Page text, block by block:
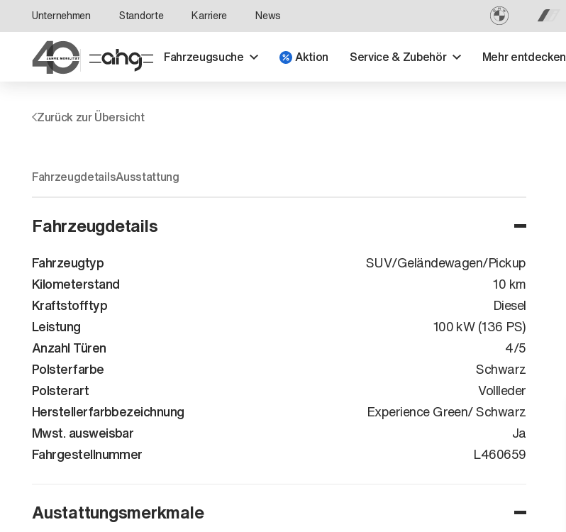
Unternehmen Standorte Karriere News
Fahrzeugsuche Aktion Service & Zubehör Mehr entdecken
Zurück zur Übersicht
FahrzeugdetailsAusstattung
Fahrzeugdetails
Fahrzeugtyp
SUV/Geländewagen/Pickup
Kilometerstand
10 km
Kraftstofftyp
Diesel
Leistung
100 kW (136 PS)
Anzahl Türen
4/5
Polsterfarbe
Schwarz
Polsterart
Vollleder
Herstellerfarbbezeichnung
Experience Green/ Schwarz
Mwst. ausweisbar
Ja
Fahrgestellnummer
L460659
Austattungsmerkmale